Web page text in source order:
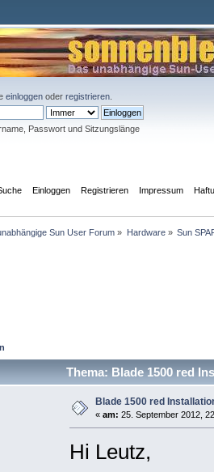
einloggen oder registrieren
Passwort und Sitzungslänge
Einloggen Registrieren Impressum
Sun User Forum » Hardware» Sun
Thema: Blade 1500 red
Blade 1500 red
« am: 25. September 2012,
Hi Leutz,